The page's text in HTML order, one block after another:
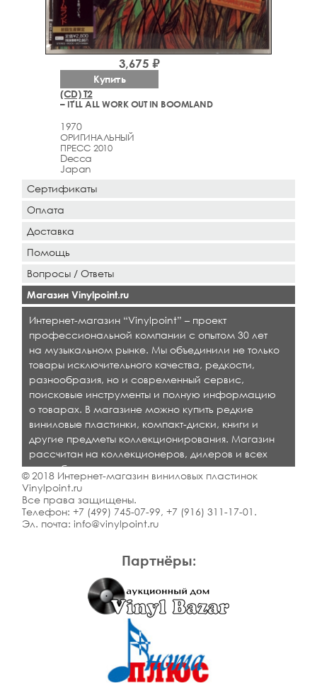
(CD) T2
– IT'LL ALL WORK OUT IN BOOMLAND
1970
ОРИГИНАЛЬНЫЙ
ПРЕСС 2010
Decca
Japan
3,675 ₽
Купить
Партнёры:
Сертификаты
Оплата
Доставка
Помощь
Вопросы / Ответы
Магазин Vinylpoint.ru
Интернет-магазин “Vinylpoint” – проект
профессиональной компании с опытом 30 лет
на музыкальном рынке. Мы объединили не только
товары исключительного качества, редкости,
разнообразия, но и современный сервис,
поисковые инструменты и полную информацию
о товарах. В магазине можно купить редкие
виниловые пластинки, компакт-диски, книги и
другие предметы коллекционирования. Магазин
рассчитан на коллекционеров, дилеров и всех
кто любит качественную музыку.
© 2018 Интернет-магазин виниловых пластинок
Vinylpoint.ru
Все права защищены.
Телефон: +7 (499) 745-07-99, +7 (916) 311-17-01 .
Эл. почта: info@vinylpoint.ru